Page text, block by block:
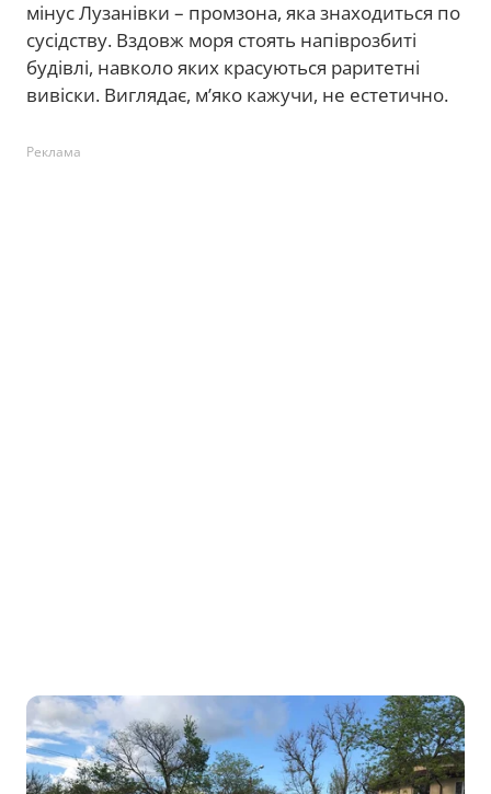
мінус Лузанівки – промзона, яка знаходиться по
сусідству. Вздовж моря стоять напіврозбиті
будівлі, навколо яких красуються раритетні
вивіски. Виглядає, м’яко кажучи, не естетично.
Реклама